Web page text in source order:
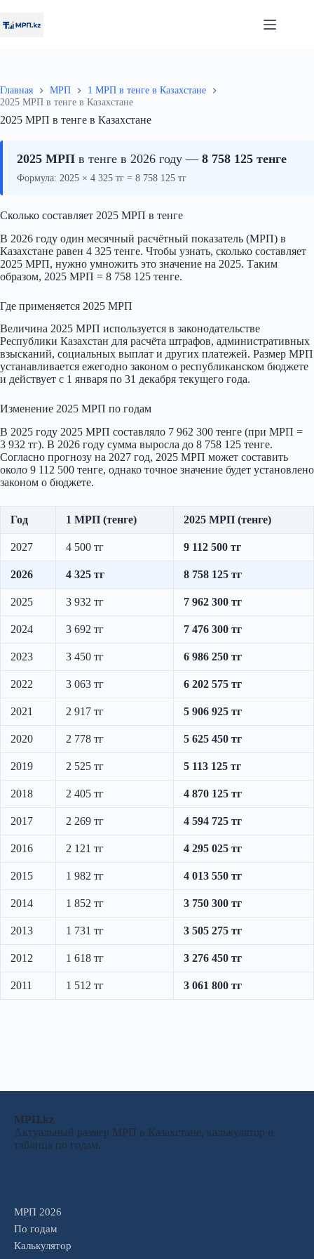
сути
Главная МРП
1 МРП в тенге в Казахстане
2025 МРП в тенге в Казахстане
2025 МРП в тенге в Казахстане
2025 МРП в тенге в 2026 году — 8 758 125 тенге
Формула: 2025 × 4 325 тг = 8 758 125 тг
Сколько составляет 2025 МРП в тенге
В 2026 году один месячный расчётный показатель (МРП) в
Казахстане равен 4 325 тенге. Чтобы узнать, сколько составляет
2025 МРП, нужно умножить это значение на 2025. Таким
образом, 2025 МРП = 8 758 125 тенге.
Где применяется 2025 МРП
Величина 2025 МРП используется в законодательстве
Республики Казахстан для расчёта штрафов, административных
взысканий, социальных выплат и других платежей. Размер МРП
устанавливается ежегодно законом о республиканском бюджете
и действует с 1 января по 31 декабря текущего года.
Изменение 2025 МРП по годам
В 2025 году 2025 МРП составляло 7 962 300 тенге (при МРП =
3 932 тг). В 2026 году сумма выросла до 8 758 125 тенге.
Согласно прогнозу на 2027 год, 2025 МРП может составить
около 9 112 500 тенге, однако точное значение будет установлено
законом о бюджете.
Год 1 МРП (тенге) 2025 МРП (тенге)
2027 4 500 тг 9 112 500 тг
2026 4 325 тг 8 758 125 тг
2025 3 932 тг 7 962 300 тг
2024 3 692 тг 7 476 300 тг
2023 3 450 тг 6 986 250 тг
2022 3 063 тг 6 202 575 тг
2021 2 917 тг 5 906 925 тг
2020 2 778 тг 5 625 450 тг
2019 2 525 тг 5 113 125 тг
2018 2 405 тг 4 870 125 тг
2017 2 269 тг 4 594 725 тг
2016 2 121 тг 4 295 025 тг
2015 1 982 тг 4 013 550 тг
2014 1 852 тг 3 750 300 тг
2013 1 731 тг 3 505 275 тг
2012 1 618 тг 3 276 450 тг
2011 1 512 тг 3 061 800 тг
МРП.kz
Актуальный размер МРП в Казахстане, калькулятор и
таблица по годам.
МРП 2026
По годам
Калькулятор